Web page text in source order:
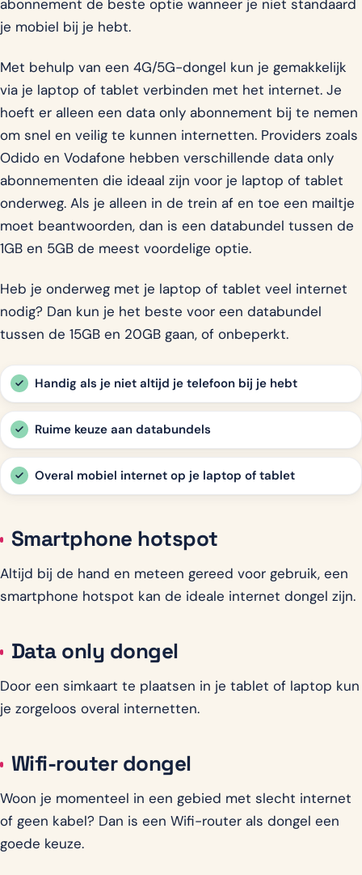
abonnement de beste optie wanneer je niet standaard
je mobiel bij je hebt.
Met behulp van een 4G/5G-dongel kun je gemakkelijk
via je laptop of tablet verbinden met het internet. Je
hoeft er alleen een data only abonnement bij te nemen
om snel en veilig te kunnen internetten. Providers zoals
Odido en Vodafone hebben verschillende data only
abonnementen die ideaal zijn voor je laptop of tablet
onderweg. Als je alleen in de trein af en toe een mailtje
moet beantwoorden, dan is een databundel tussen de
1GB en 5GB de meest voordelige optie.
Heb je onderweg met je laptop of tablet veel internet
nodig? Dan kun je het beste voor een databundel
tussen de 15GB en 20GB gaan, of onbeperkt.
Handig als je niet altijd je telefoon bij je hebt
Ruime keuze aan databundels
Overal mobiel internet op je laptop of tablet
Smartphone hotspot
Altijd bij de hand en meteen gereed voor gebruik, een
smartphone hotspot kan de ideale internet dongel zijn.
Data only dongel
Door een simkaart te plaatsen in je tablet of laptop kun
je zorgeloos overal internetten.
Wifi-router dongel
Woon je momenteel in een gebied met slecht internet
of geen kabel? Dan is een Wifi-router als dongel een
goede keuze.